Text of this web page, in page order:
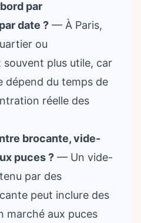
par
date ? — À Paris,
ou
plus utile, car
dépend du temps de
réelle des
brocante, vide-
puces ? — Un vide-
par des
peut inclure des
marché aux puces